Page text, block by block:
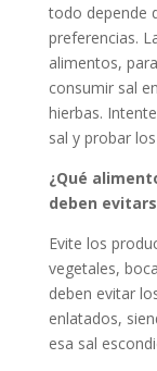
todo depende
preferencias.
alimentos,
consumir sal
hierbas.
sal y probar
¿Qué
deben
Evite los
vegetales,
deben evitar
enlatados,
esa sal